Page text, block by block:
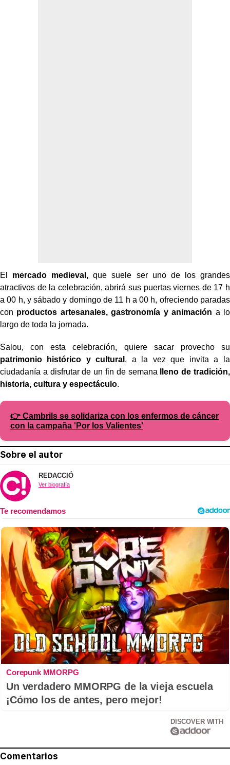
El mercado medieval, que suele ser uno de los grandes
atractivos de la celebración, abrirá sus puertas viernes de 17 h
a 00 h, y sábado y domingo de 11 h a 00 h, ofreciendo paradas
con productos artesanales, gastronomía y animación a lo
largo de toda la jornada.
Salou, con esta celebración, quiere sacar provecho su
patrimonio histórico y cultural , a la vez que invita a la
ciudadanía a disfrutar de un fin de semana
lleno de tradición,
historia, cultura y espectáculo.
👉 Cambrils se solidariza con los enfermos de cáncer
con la campaña 'Por los Valientes'
Sobre el autor
REDACCIÓ
Ver biografía
Corepunk MMORPG
Un verdadero MMORPG de la vieja escuela
¡Cómo los de antes, pero mejor!
DISCOVER WITH
Comentarios